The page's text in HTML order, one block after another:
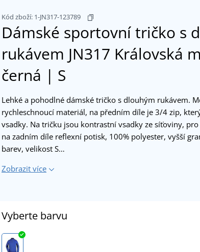
Kód zboží: 1-JN317-123789
Dámské sportovní tričko s
rukávem JN317 Královská
černá | S
Lehké a pohodlné dámské tričko s dlouhým rukávem.
rychleschnoucí materiál, na předním díle je 3/4 zip,
vsadky. Na tričku jsou kontrastní vsadky ze síťoviny,
na zadním díle reflexní potisk, 100% polyester, vyšší
barev, velikost S…
Zobrazit více
Vyberte barvu